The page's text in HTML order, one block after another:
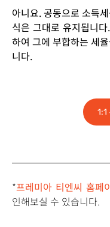
아니요. 공동으로 소득
식은 그대로 유지됩니
하여 그에 부합하는 세
니다.
*프레미아 티엔씨 홈페
인해보실 수 있습니다.